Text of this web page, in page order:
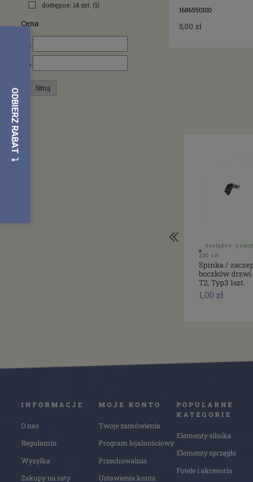
dostępne: 14 szt. (1)
Cena
od
do
filtruj
1686550100
5,00 zł
dostępne:
200 szt.
Spinka /
boczków drzwi
T2, Typ3 1szt.
1,00 zł
INFORMACJE
O nas
Regulamin
Wysyłka
Zakupy na raty
MOJE KONTO
Twoje zamówienia
Program lojalnościowy
Przechowalnia
Ustawienia konta
POPULARNE
KATEGORIE
Elementy silnika
Elementy sprzęgła
Fotele i akcesoria